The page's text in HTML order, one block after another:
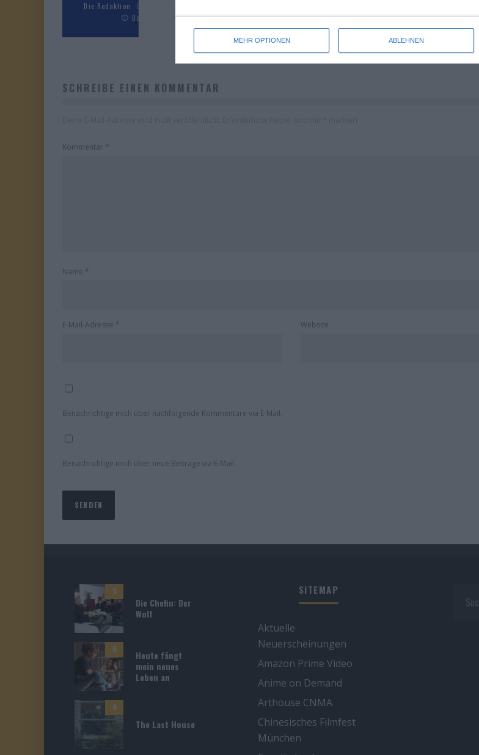
MEHR OPTIONEN ABLEHNEN
Die Redaktion
Donnerstag, 6. August 2026
Mittwoch, 5. August 2026
SCHREIBE EINEN KOMMENTAR
Kommentar *
Name *
E-Mail-Adresse * Website
Benachrichtige mich über nachfolgende Kommentare via E-Mail.
Benachrichtige mich über neue Beiträge via E-Mail.
5
Die Chefin: Der
Wolf
6
Heute fängt
mein neues
Leben an
6
The Last House
SITEMAP
Aktuelle
Neuerscheinungen
Amazon Prime Video
Anime on Demand
Arthouse CNMA
Chinesisches Filmfest
München